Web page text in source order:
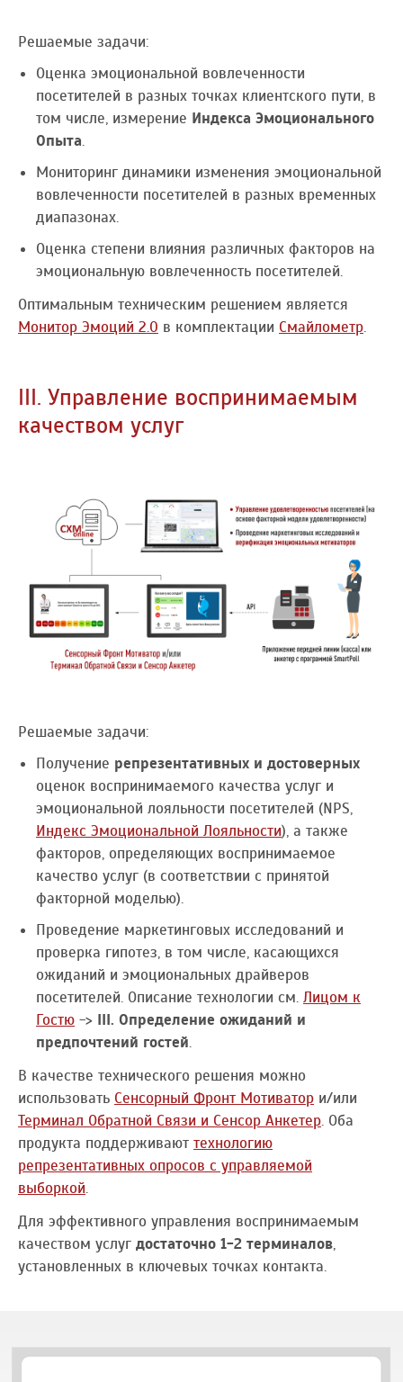
Решаемые задачи:
Оценка эмоциональной вовлеченности
посетителей в разных точках клиентского пути, в
том числе, измерение Индекса Эмоционального
Опыта.
Мониторинг динамики изменения эмоциональной
вовлеченности посетителей в разных временных
диапазонах.
Оценка степени влияния различных факторов на
эмоциональную вовлеченность посетителей.
Оптимальным техническим решением является
Монитор Эмоций 2.0 в комплектации Смайлометр.
III. Управление воспринимаемым
качеством услуг
Решаемые задачи:
Получение репрезентативных и достоверных
оценок воспринимаемого качества услуг и
эмоциональной лояльности посетителей (NPS,
Индекс Эмоциональной Лояльности), а также
факторов, определяющих воспринимаемое
качество услуг (в соответствии с принятой
факторной моделью).
Проведение маркетинговых исследований и
проверка гипотез, в том числе, касающихся
ожиданий и эмоциональных драйверов
посетителей. Описание технологии см. Лицом к
Гостю -> III. Определение ожиданий и
предпочтений гостей.
В качестве технического решения можно
использовать Сенсорный Фронт Мотиватор и/или
Терминал Обратной Связи и Сенсор Анкетер. Оба
продукта поддерживают технологию
репрезентативных опросов с управляемой
выборкой.
Для эффективного управления воспринимаемым
качеством услуг достаточно 1-2 терминалов,
установленных в ключевых точках контакта.